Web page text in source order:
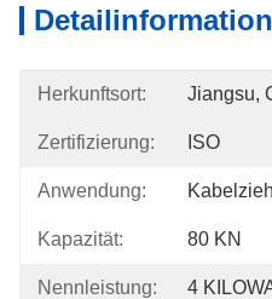
Herkunftsort: Jiangsu,
Zertifizierung: ISO
Anwendung:
Kapazität: 80 KN
Nennleistung: 4